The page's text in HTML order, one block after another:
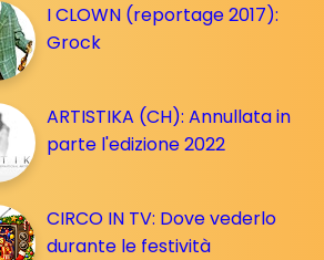
I CLOWN (reportage 2017):
Grock
ARTISTIKA (CH): Annullata in
parte l'edizione 2022
CIRCO IN TV: Dove vederlo
durante le festività